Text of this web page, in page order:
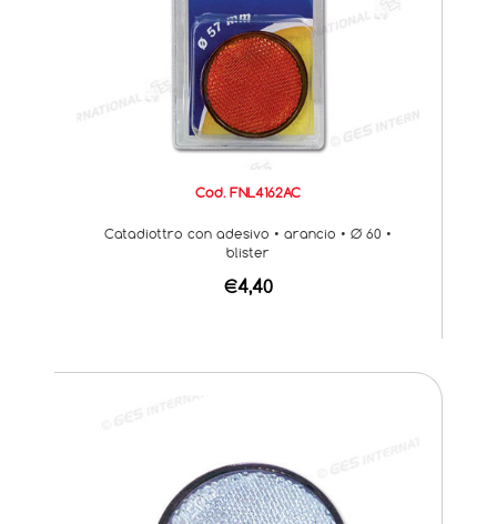
Cod. FNL4162AC
Catadiottro con adesivo • arancio • Ø 60 •
blister
€4,40